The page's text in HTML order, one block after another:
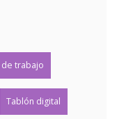
de trabajo
Tablón digital